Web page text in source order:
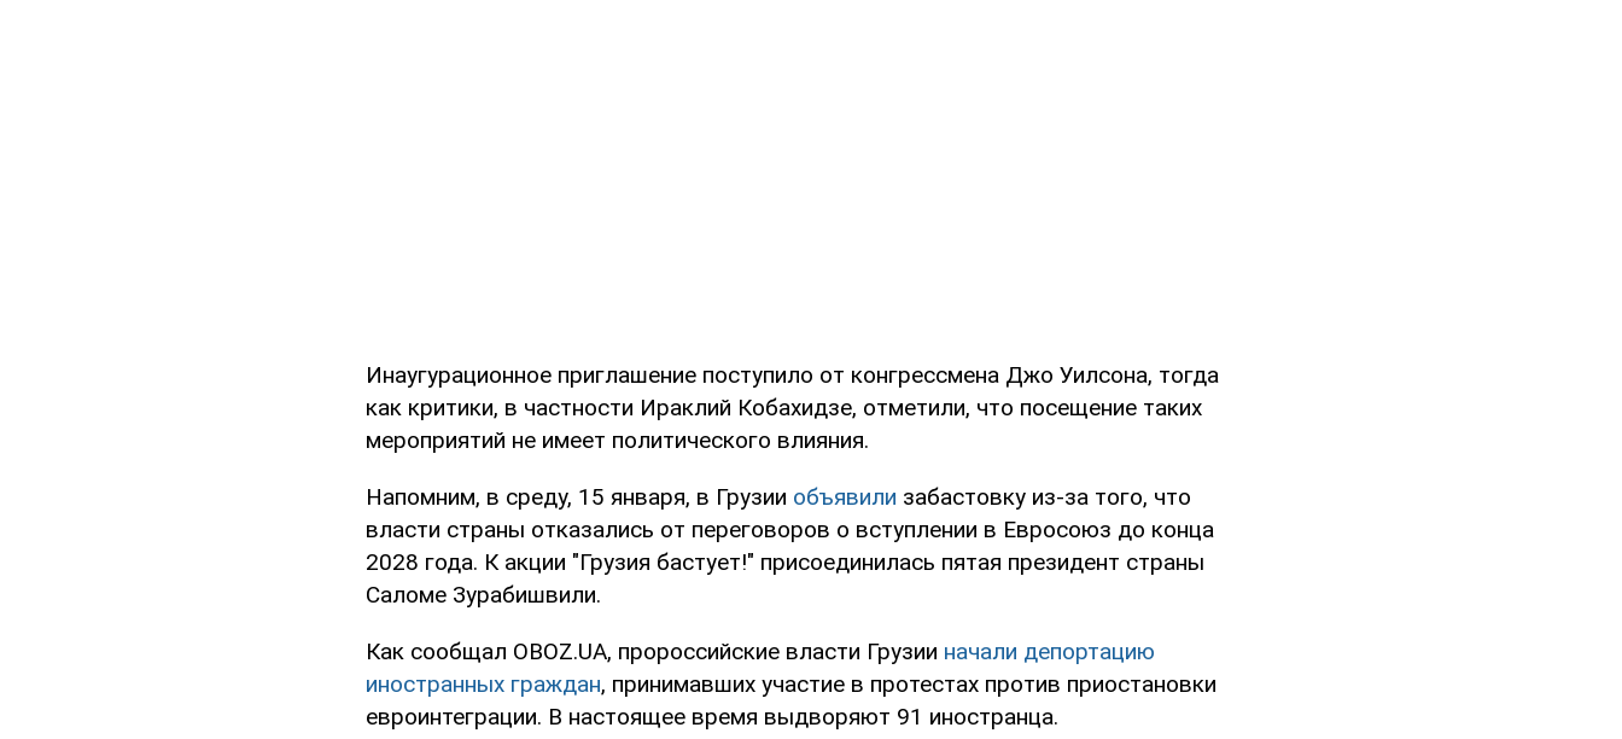
Инаугурационное приглашение поступило от конгрессмена Джо Уилсона, тогда
как критики, в частности Ираклий Кобахидзе, отметили, что посещение таких
мероприятий не имеет политического влияния.
Напомним, в среду, 15 января, в Грузии объявили забастовку из-за того, что
власти страны отказались от переговоров о вступлении в Евросоюз до конца
2028 года. К акции "Грузия бастует!" присоединилась пятая президент страны
Саломе Зурабишвили.
Как сообщал OBOZ.UA, пророссийские власти Грузии начали депортацию
иностранных граждан, принимавших участие в протестах против приостановки
евроинтеграции. В настоящее время выдворяют 91 иностранца.